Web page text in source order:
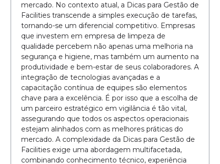
mercado. No contexto atual, a Dicas para Gestão de
Facilities transcende a simples execução de tarefas,
tornando-se um diferencial competitivo. Empresas
que investem em empresa de limpeza de
qualidade percebem não apenas uma melhoria na
segurança e higiene, mas também um aumento na
produtividade e bem-estar de seus colaboradores. A
integração de tecnologias avançadas e a
capacitação contínua de equipes são elementos
chave para a excelência. É por isso que a escolha de
um parceiro estratégico em vigilância é tão vital,
assegurando que todos os aspectos operacionais
estejam alinhados com as melhores práticas do
mercado. A complexidade da Dicas para Gestão de
Facilities exige uma abordagem multifacetada,
combinando conhecimento técnico, experiência